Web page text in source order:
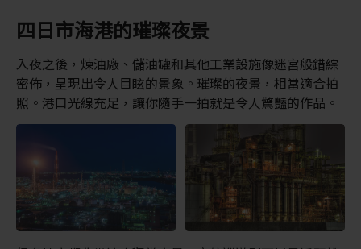
四日市海港的璀璨夜景
入夜之後，煉油廠、儲油罐和其他工業設施像迷宮般錯綜
密佈，呈現出令人目眩的景象。璀璨的夜景，相當適合拍
照。港口光線充足，讓你隨手一拍就是令人驚豔的作品。